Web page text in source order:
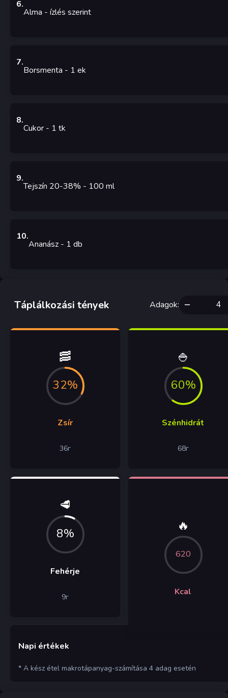
6.
Alma - ízlés szerint
7.
Borsmenta - 1 ek
8.
Cukor - 1 tk
9.
Tejszín 20-38% - 100 ml
10.
Ananász - 1 db
Táplálkozási tények Adagok:
🥓
32%
Zsír
36г
🍚
60%
Szénhidrát
68г
🥩
8%
Fehérje
9г
🔥
620
Kcal
Napi értékek
* A kész étel makrotápanyag-számítása 4 adag esetén